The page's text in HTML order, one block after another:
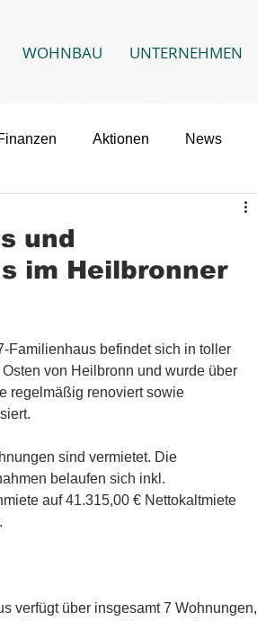
WOHNBAU UNTERNEHMEN
Aktionen News
und
im Heilbronner
Familienhaus befindet sich in toller
Osten von Heilbronn und wurde über
regelmäßig renoviert sowie
sind vermietet. Die
belaufen sich inkl.
auf 41.315,00 € Nettokaltmiete
verfügt über insgesamt 7 Wohnungen,